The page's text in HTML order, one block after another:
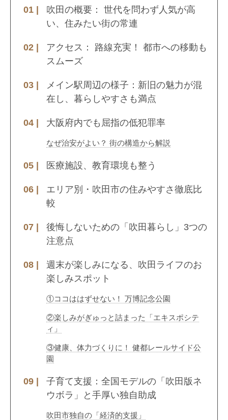
吹田の概要： 世代を問わず人気が高
い、住みたい街の常連
アクセス： 路線充実！ 都市への移動も
スムーズ
メイン駅周辺の様子：新旧の魅力が混
在し、暮らしやすさも満点
大阪府内でも屈指の低犯罪率
なぜ治安がよい？ 街の構造から解説
医療施設、教育環境も整う
エリア別・吹田市の住みやすさ徹底比
較
後悔しないための「吹田暮らし」3つの
注意点
週末が楽しみになる、吹田ライフのお
楽しみスポット
①ココははずせない！ 万博記念公園
②楽しみがぎゅっと詰まった「エキスポシテ
ィ」
③健康、体力づくりに！ 健都レールサイド公
園
子育て支援：全国モデルの「吹田版ネ
ウボラ」と手厚い独自助成
吹田市独自の「経済的支援」